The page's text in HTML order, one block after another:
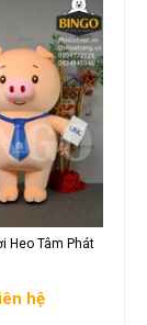
Heo Tâm Phát
hệ